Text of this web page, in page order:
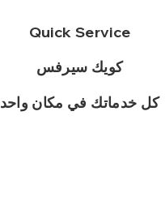
Quick Service
كويك سيرفس
كل خدماتك في مكان واحد